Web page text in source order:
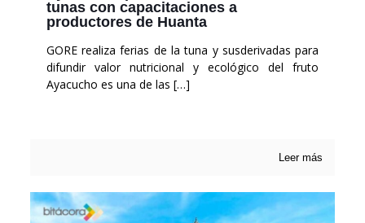
tunas con capacitaciones a
productores de Huanta
GORE realiza ferias de la tuna y susderivadas para
difundir valor nutricional y ecológico del fruto
Ayacucho es una de las […]
Leer más